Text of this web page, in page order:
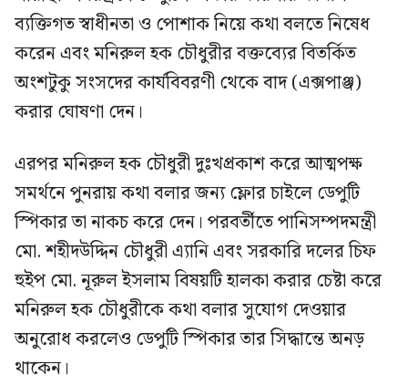
ব্যক্তিগত স্বাধীনতা ও পোশাক নিয়ে কথা বলতে নিষেধ
করেন এবং মনিরুল হক চৌধুরীর বক্তব্যের বিতর্কিত
অংশটুকু সংসদের কার্যবিবরণী থেকে বাদ (এক্সপাঞ্জ)
করার ঘোষণা দেন।
এরপর মনিরুল হক চৌধুরী দুঃখপ্রকাশ করে আত্মপক্ষ
সমর্থনে পুনরায় কথা বলার জন্য ফ্লোর চাইলে ডেপুটি
স্পিকার তা নাকচ করে দেন। পরবর্তীতে পানিসম্পদমন্ত্রী
মো. শহীদউদ্দিন চৌধুরী এ্যানি এবং সরকারি দলের চিফ
হুইপ মো. নূরুল ইসলাম বিষয়টি হালকা করার চেষ্টা করে
মনিরুল হক চৌধুরীকে কথা বলার সুযোগ দেওয়ার
অনুরোধ করলেও ডেপুটি স্পিকার তার সিদ্ধান্তে অনড়
থাকেন।